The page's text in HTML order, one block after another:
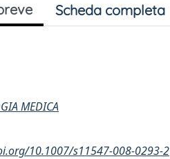
Scheda completa
MEDICA
10.1007/s11547-008-0293-2